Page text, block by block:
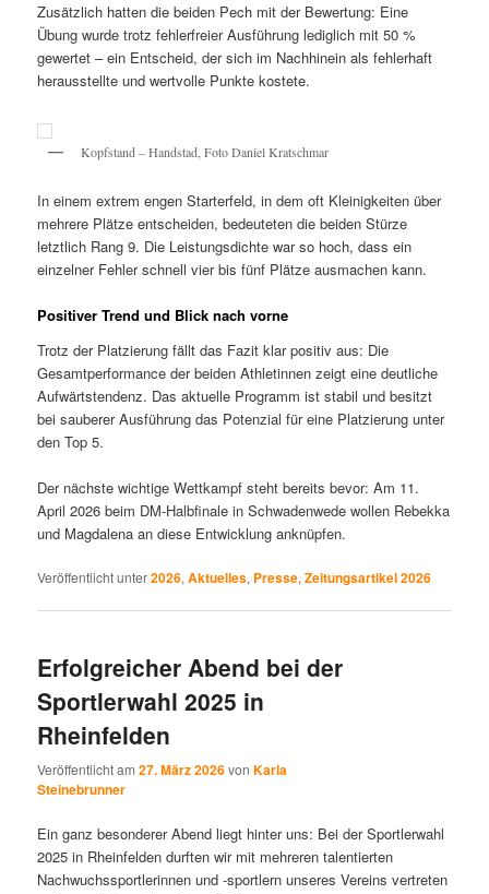
Zusätzlich hatten die beiden Pech mit der Bewertung: Eine
Übung wurde trotz fehlerfreier Ausführung lediglich mit 50 %
gewertet – ein Entscheid, der sich im Nachhinein als fehlerhaft
herausstellte und wertvolle Punkte kostete.
Kopfstand – Handstad, Foto Daniel Kratschmar
In einem extrem engen Starterfeld, in dem oft Kleinigkeiten über
mehrere Plätze entscheiden, bedeuteten die beiden Stürze
letztlich Rang 9. Die Leistungsdichte war so hoch, dass ein
einzelner Fehler schnell vier bis fünf Plätze ausmachen kann.
Positiver Trend und Blick nach vorne
Trotz der Platzierung fällt das Fazit klar positiv aus: Die
Gesamtperformance der beiden Athletinnen zeigt eine deutliche
Aufwärtstendenz. Das aktuelle Programm ist stabil und besitzt
bei sauberer Ausführung das Potenzial für eine Platzierung unter
den Top 5.
Der nächste wichtige Wettkampf steht bereits bevor: Am 11.
April 2026 beim DM-Halbfinale in Schwadenwede wollen Rebekka
und Magdalena an diese Entwicklung anknüpfen.
Veröffentlicht unter2026,Aktuelles, Presse,Zeitungsartikel 2026
Erfolgreicher Abend bei der
Sportlerwahl 2025 in
Rheinfelden
Veröffentlicht am27. März 2026vonKarla
Steinebrunner
Ein ganz besonderer Abend liegt hinter uns: Bei der Sportlerwahl
2025 in Rheinfelden durften wir mit mehreren talentierten
Nachwuchssportlerinnen und -sportlern unseres Vereins vertreten